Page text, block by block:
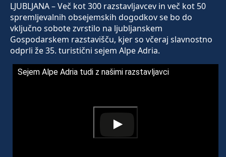
LJUBLJANA – Več kot 300 razstavljavcev in več kot 50
spremljevalnih obsejemskih dogodkov se bo do
vključno sobote zvrstilo na ljubljanskem
Gospodarskem razstavišču, kjer so včeraj slavnostno
odprli že 35. turistični sejem Alpe Adria.
Sejem Alpe Adria tudi z našimi razstavljavci